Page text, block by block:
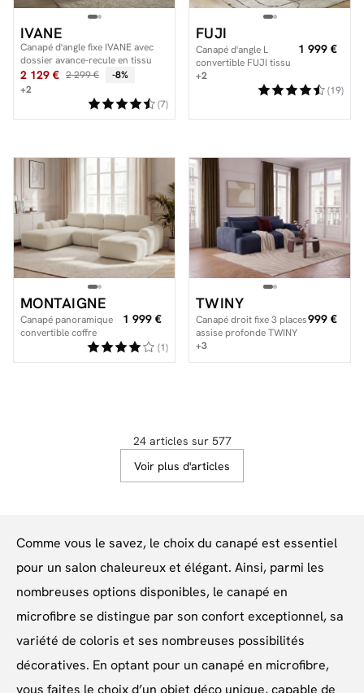
IVANE
Canapé d'angle fixe IVANE avec
dossier avance-recule en tissu
texturé et son pouf
2 129 € 2 299 €
-8%
+2
(7)
FUJI
Canapé d'angle L
convertible FUJI tissu
bouclette
1 999 €
+2
(19)
MONTAIGNE
Canapé panoramique
convertible coffre
MONTAIGNE tissu
1 999 €
(1)
TWINY
Canapé droit fixe 3 places
assise profonde TWINY
tissu lisse
999 €
+3
24 articles sur 577
Voir plus d'articles
Comme vous le savez, le choix du canapé est essentiel
pour un salon chaleureux et élégant. Ainsi, parmi les
nombreuses options disponibles, le canapé en
microfibre se distingue par son confort exceptionnel, sa
variété de coloris et ses nombreuses possibilités
décoratives. En optant pour un canapé en microfibre,
vous faites le choix d’un objet déco unique, capable de